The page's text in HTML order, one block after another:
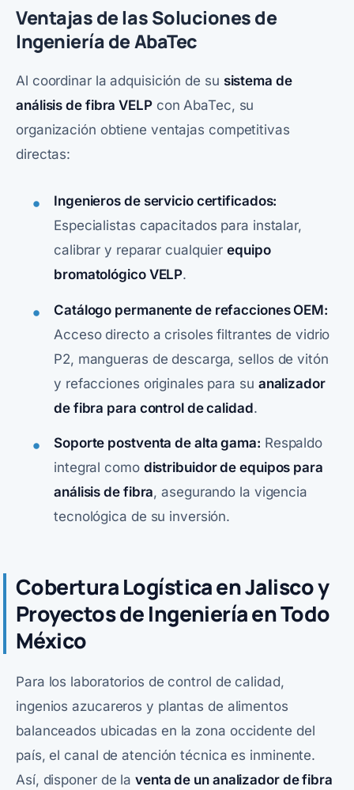
Ventajas de las Soluciones de
Ingeniería de AbaTec
Al coordinar la adquisición de su sistema de
análisis de fibra VELPconAbaTec, su
organización obtiene ventajas competitivas
directas:
Ingenieros de servicio certificados:
Especialistas capacitados para instalar,
calibrar y reparar cualquierequipo
bromatológico VELP.
Catálogo permanente de refacciones OEM:
Acceso directo a crisoles filtrantes de vidrio
P2, mangueras de descarga, sellos de vitón
y refacciones originales para su analizador
de fibra para control de calidad.
Soporte postventa de alta gama: Respaldo
integral como distribuidor de equipos para
análisis de fibra, asegurando la vigencia
tecnológica de su inversión.
Cobertura Logística en Jalisco y
Proyectos de Ingeniería en Todo
México
Para los laboratorios de control de calidad,
ingenios azucareros y plantas de alimentos
balanceados ubicadas en la zona occidente del
país, el canal de atención técnica es inminente.
Así, disponer de la venta de un analizador de fibra